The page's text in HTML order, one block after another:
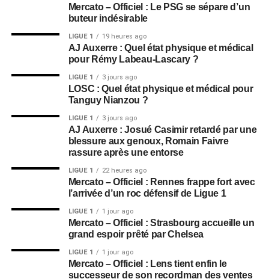
Mercato – Officiel : Le PSG se sépare d’un
buteur indésirable
LIGUE 1 19 heures ago
AJ Auxerre : Quel état physique et médical
pour Rémy Labeau-Lascary ?
LIGUE 1 3 jours ago
LOSC : Quel état physique et médical pour
Tanguy Nianzou ?
LIGUE 1 3 jours ago
AJ Auxerre : Josué Casimir retardé par une
blessure aux genoux, Romain Faivre
rassure après une entorse
LIGUE 1 22 heures ago
Mercato – Officiel : Rennes frappe fort avec
l’arrivée d’un roc défensif de Ligue 1
LIGUE 1 1 jour ago
Mercato – Officiel : Strasbourg accueille un
grand espoir prêté par Chelsea
LIGUE 1 1 jour ago
Mercato – Officiel : Lens tient enfin le
successeur de son recordman des ventes